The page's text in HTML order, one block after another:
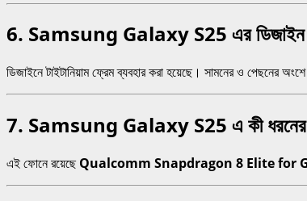
6. Samsung Galaxy S25 এর ডিজাইন ও
ডিজাইনে টাইটানিয়াম ফ্রেম ব্যবহার করা হয়েছে। সামনের ও
7. Samsung Galaxy S25 এ কী ধরনের
এই ফোনে রয়েছেQualcomm Snapdragon 8 Elite for